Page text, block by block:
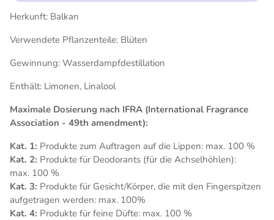
Herkunft: Balkan
Verwendete Pflanzenteile: Blüten
Gewinnung: Wasserdampfdestillation
Enthält: Limonen, Linalool
Maximale Dosierung nach IFRA (International Fragrance
Association - 49th amendment):
Kat. 1: Produkte zum Auftragen auf die Lippen: max. 100 %
Kat. 2: Produkte für Deodorants (für die Achselhöhlen):
max. 100 %
Kat. 3: Produkte für Gesicht/Körper, die mit den Fingerspitzen
aufgetragen werden: max. 100%
Kat. 4: Produkte für feine Düfte: max. 100 %